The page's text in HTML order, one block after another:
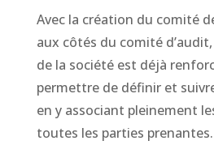
Avec la création du comité
aux côtés du comité
de la société est déjà
permettre de définir et
en y associant pleinement
toutes les parties prenantes.